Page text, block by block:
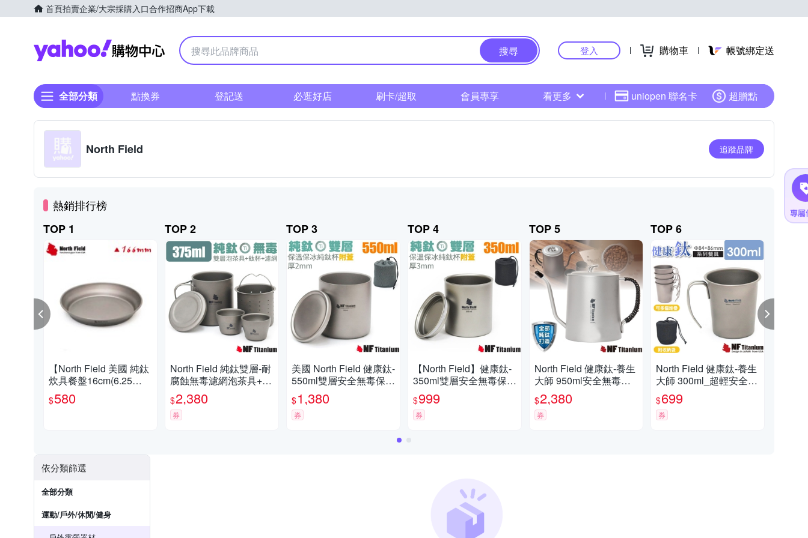
首頁拍賣企業/大宗採購入口合作招商App下載
Yahoo購物中心
搜尋 登入 購物車 帳號綁定送
全部分類 點換券 登記送 必逛好店 刷卡/超取 會員專享 看更多 uniopen 聯名卡 超贈點
North Field 追蹤品牌
熱銷排行榜
TOP 1
【North Field 美國 純鈦
炊具餐盤16cm(6.25
吋)】CNDTK200929/登
山/露營
$580
TOP 2
North Field 純鈦雙層-耐
腐蝕無毒濾網泡茶具+鈦
杯x2_套裝組
$2,380
券
TOP 3
美國 North Field 健康鈦-
550ml雙層安全無毒保溫
保冰附蓋純鈦杯_TK-91
109
$1,380
券
TOP 4
【North Field】健康鈦-
350ml雙層安全無毒保溫
保冰附蓋純鈦杯(僅115
g).登山露營咖啡杯_NF-
007R
$999
券
TOP 5
North Field 健康鈦-養生
大師 950ml安全無毒純
鈦手沖式咖啡壺(含鈦蓋)
$2,380
券
TOP 6
North Field 健康鈦-養生
大師 300ml_超輕安全無
毒純鈦茶杯.提耳鈦杯
$699
券
依分類篩選
全部分類
運動/戶外/休閒/健身